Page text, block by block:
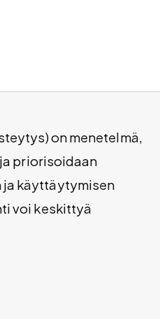
on menetelmä,
priorisoidaan
käyttäytymisen
voi keskittyä